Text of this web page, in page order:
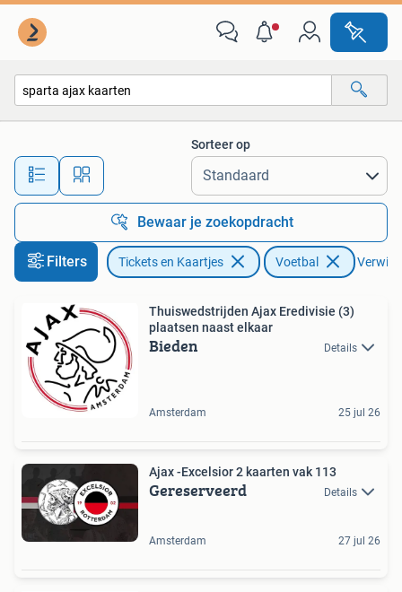
Alle afstanden…
Sorteer op
Bewaar je zoekopdracht
Filters Tickets en Kaartjes Voetbal
Thuiswedstrijden Ajax Eredivisie (3)
plaatsen naast elkaar
Bieden Details
Amsterdam 25 jul 26
Ajax -Excelsior 2 kaarten vak 113
Gereserveerd Details
Amsterdam 27 jul 26